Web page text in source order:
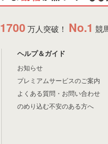
1700 万人突破！ No.1 競
ヘルプ＆ガイド
お知らせ
プレミアムサービスのご案内
よくある質問・お問い合わせ
のめり込む不安のある方へ